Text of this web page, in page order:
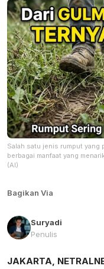
Salah satu jenis rumput yang
berbagai manfaat yang
(AI)
Bagikan Via
Suryadi
Penulis
JAKARTA,